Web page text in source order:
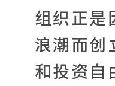
组织正是
浪潮而创
和投资自